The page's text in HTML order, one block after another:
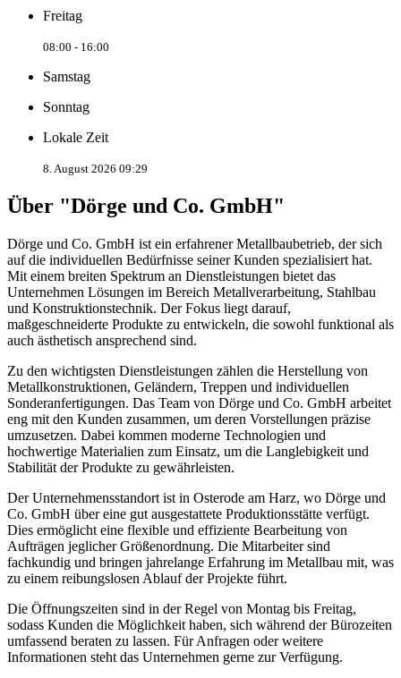
Freitag
08:00 - 16:00
Samstag
Sonntag
Lokale Zeit
8. August 2026 09:29
Über "Dörge und Co. GmbH"
Dörge und Co. GmbH ist ein erfahrener Metallbaubetrieb, der sich
auf die individuellen Bedürfnisse seiner Kunden spezialisiert hat.
Mit einem breiten Spektrum an Dienstleistungen bietet das
Unternehmen Lösungen im Bereich Metallverarbeitung, Stahlbau
und Konstruktionstechnik. Der Fokus liegt darauf,
maßgeschneiderte Produkte zu entwickeln, die sowohl funktional als
auch ästhetisch ansprechend sind.
Zu den wichtigsten Dienstleistungen zählen die Herstellung von
Metallkonstruktionen, Geländern, Treppen und individuellen
Sonderanfertigungen. Das Team von Dörge und Co. GmbH arbeitet
eng mit den Kunden zusammen, um deren Vorstellungen präzise
umzusetzen. Dabei kommen moderne Technologien und
hochwertige Materialien zum Einsatz, um die Langlebigkeit und
Stabilität der Produkte zu gewährleisten.
Der Unternehmensstandort ist in Osterode am Harz, wo Dörge und
Co. GmbH über eine gut ausgestattete Produktionsstätte verfügt.
Dies ermöglicht eine flexible und effiziente Bearbeitung von
Aufträgen jeglicher Größenordnung. Die Mitarbeiter sind
fachkundig und bringen jahrelange Erfahrung im Metallbau mit, was
zu einem reibungslosen Ablauf der Projekte führt.
Die Öffnungszeiten sind in der Regel von Montag bis Freitag,
sodass Kunden die Möglichkeit haben, sich während der Bürozeiten
umfassend beraten zu lassen. Für Anfragen oder weitere
Informationen steht das Unternehmen gerne zur Verfügung.